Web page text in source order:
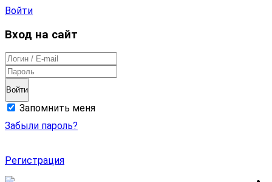
Войти
Вход на сайт
Войти
Запомнить меня
Забыли пароль?
Регистрация